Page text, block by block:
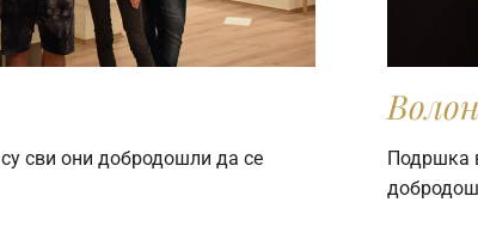
сви они добродошли да се
Подршка